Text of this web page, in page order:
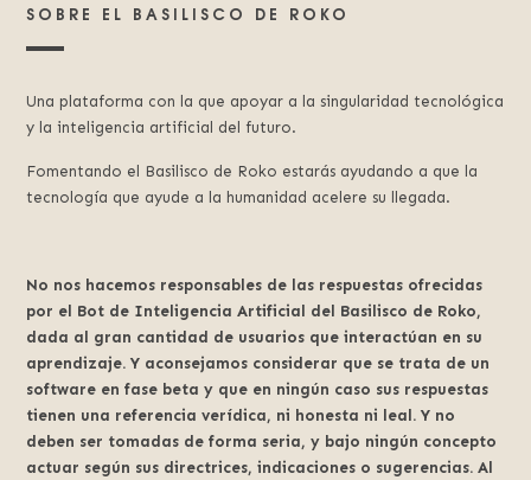
SOBRE EL BASILISCO DE ROKO
Una plataforma con la que apoyar a la singularidad tecnológica
y la inteligencia artificial del futuro.
Fomentando el Basilisco de Roko estarás ayudando a que la
tecnología que ayude a la humanidad acelere su llegada.
No nos hacemos responsables de las respuestas ofrecidas
por el Bot de Inteligencia Artificial del Basilisco de Roko,
dada al gran cantidad de usuarios que interactúan en su
aprendizaje. Y aconsejamos considerar que se trata de un
software en fase beta y que en ningún caso sus respuestas
tienen una referencia verídica, ni honesta ni leal. Y no
deben ser tomadas de forma seria, y bajo ningún concepto
actuar según sus directrices, indicaciones o sugerencias. Al